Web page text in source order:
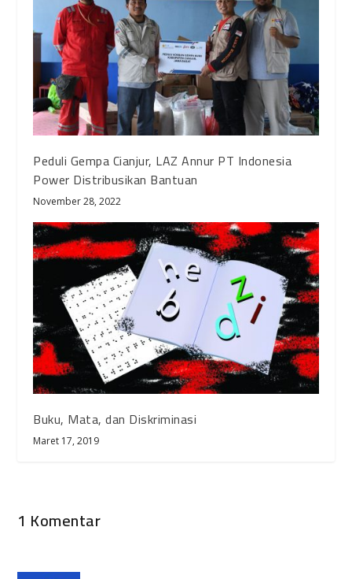
Peduli Gempa Cianjur, LAZ Annur PT Indonesia
Power Distribusikan Bantuan
November 28, 2022
Buku, Mata, dan Diskriminasi
Maret 17, 2019
1 Komentar